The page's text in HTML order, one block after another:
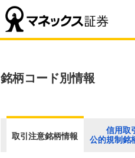
銘柄コード別情報
取引注意銘柄情報
信用取引
公的規制銘